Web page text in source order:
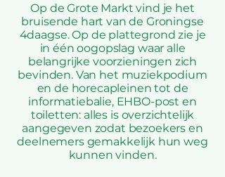
Op de Grote Markt vind je het
bruisende hart van de Groningse
4daagse. Op de plattegrond zie je
in één oogopslag waar alle
belangrijke voorzieningen zich
bevinden. Van het muziekpodium
en de horecapleinen tot de
informatiebalie, EHBO-post en
toiletten: alles is overzichtelijk
aangegeven zodat bezoekers en
deelnemers gemakkelijk hun weg
kunnen vinden.